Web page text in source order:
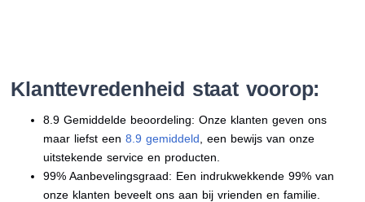
Klanttevredenheid staat voorop:
8.9 Gemiddelde beoordeling: Onze klanten geven ons
maar liefst een8.9 gemiddeld , een bewijs van onze
uitstekende service en producten.
99% Aanbevelingsgraad: Een indrukwekkende 99% van
onze klanten beveelt ons aan bij vrienden en familie.